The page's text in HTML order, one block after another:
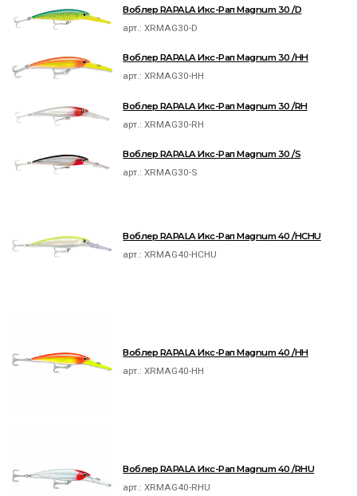
Воблер RAPALA Икс-Рап Magnum 30 /D
арт.:XRMAG30-D
Воблер RAPALA Икс-Рап Magnum 30 /HH
арт.:XRMAG30-HH
Воблер RAPALA Икс-Рап Magnum 30 /RH
арт.:XRMAG30-RH
Воблер RAPALA Икс-Рап Magnum 30 /S
арт.:XRMAG30-S
Воблер RAPALA Икс-Рап Magnum 40 /HCHU
арт.:XRMAG40-HCHU
Воблер RAPALA Икс-Рап Magnum 40 /HH
арт.:XRMAG40-HH
Воблер RAPALA Икс-Рап Magnum 40 /RHU
арт.:XRMAG40-RHU